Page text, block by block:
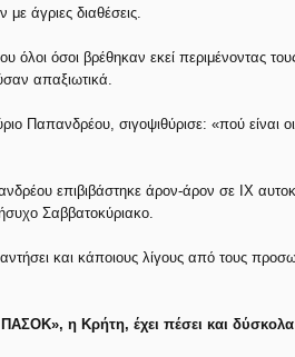
άγριες διαθέσεις.
όσοι βρέθηκαν εκεί περιμένοντας
απαξιωτικά.
Παπανδρέου, σιγοψιθύρισε: «πού είναι
επιβιβάστηκε άρον-άρον σε ΙΧ
Σαββατοκύριακο.
και κάποιους λίγους από τους
η Κρήτη, έχει πέσει και